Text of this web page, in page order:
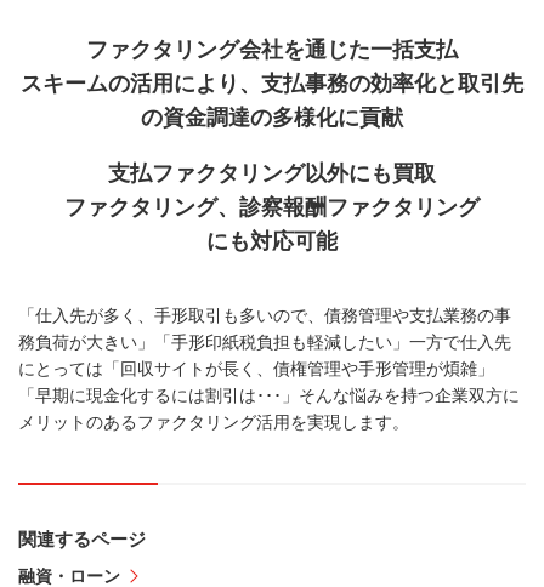
ファクタリング会社を通じた一括支払
スキームの活用により、支払事務の効率化と取引先
の資金調達の多様化に貢献
支払ファクタリング以外にも買取
ファクタリング、 診察報酬ファクタリング
にも対応可能
「仕入先が多く、手形取引も多いので、債務管理や支払業務の事
務負荷が大きい」「手形印紙税負担も軽減したい」一方で仕入先
にとっては「回収サイトが長く、債権管理や手形管理が煩雑」
「早期に現金化するには割引は･･･」そんな悩みを持つ企業双方に
メリットのあるファクタリング活用を実現します。
関連するページ
融資・ローン